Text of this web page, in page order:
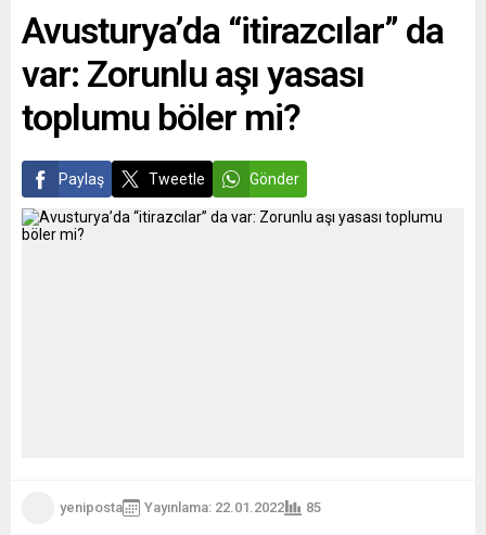
vadeli yapısal bir değişim...
Yasağı ve Toplumsal
Dışlama: Alman Gazeteciler
Rusya Yaptırım Listesinde.
Ne Yapmalı?!” başlıklı...
Avusturya’da “itirazcılar” da
var: Zorunlu aşı yasası
toplumu böler mi?
Paylaş Tweetle Gönder
yeniposta Yayınlama: 22.01.2022 85